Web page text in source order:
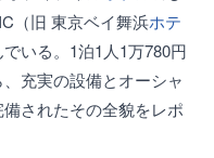
（旧 東京ベイ舞浜ホテ
いる。1泊1人1万780円
充実の設備とオーシャ
されたその全貌をレポ